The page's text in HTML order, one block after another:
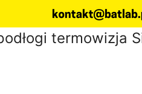
termowizja